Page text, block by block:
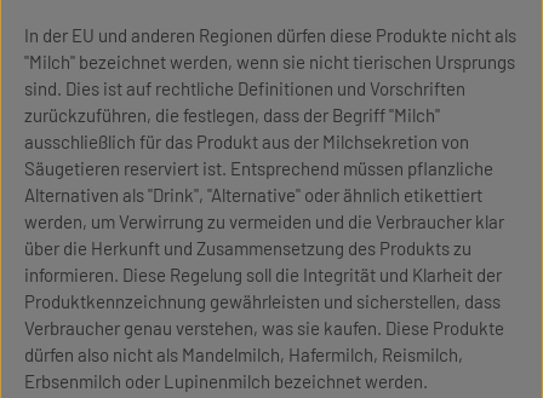
In der EU und anderen Regionen dürfen diese Produkte nicht als
"Milch" bezeichnet werden, wenn sie nicht tierischen Ursprungs
sind. Dies ist auf rechtliche Definitionen und Vorschriften
zurückzuführen, die festlegen, dass der Begriff "Milch"
ausschließlich für das Produkt aus der Milchsekretion von
Säugetieren reserviert ist. Entsprechend müssen pflanzliche
Alternativen als "Drink", "Alternative" oder ähnlich etikettiert
werden, um Verwirrung zu vermeiden und die Verbraucher klar
über die Herkunft und Zusammensetzung des Produkts zu
informieren. Diese Regelung soll die Integrität und Klarheit der
Produktkennzeichnung gewährleisten und sicherstellen, dass
Verbraucher genau verstehen, was sie kaufen. Diese Produkte
dürfen also nicht als Mandelmilch, Hafermilch, Reismilch,
Erbsenmilch oder Lupinenmilch bezeichnet werden.